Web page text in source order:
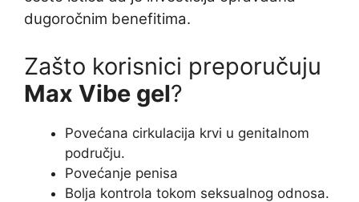
dugoročnim benefitima.
Zašto korisnici preporučuju
Max Vibe gel?
Povećana cirkulacija krvi u genitalnom
području.
Povećanje penisa
Bolja kontrola tokom seksualnog odnosa.